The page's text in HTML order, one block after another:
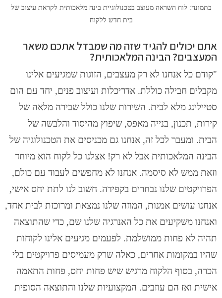
בתמונה: לוח השראה מעוצב בטכנולוגיית בינה מלאכותית לקראת עיצוב של
בית חדש ללקוח
אתם יכולים להגיד שזה מה שמבדל אתכם משאר
המעצבים? הבינה המלאכותית?
"קודם כל אנחנו לא רק מעצבים, הזוגות שמגיעים אלינו
מקבלים חבילה כוללת. אדריכלות ועיצוב פנים, יחד עם הום
סטיילינג מלא לבית. השירות שלנו כולל שבירה מלאה של
קירות, תכנון, בנייה מאפס, שיפוץ מהיסוד והלבשה של
הבית. ומעבר לכל זה, אנחנו גם מכניסים את הטכנולוגיה של
הבינה המלאכותית אבל לא רק! אצלנו כל לקוח הוא מיוחד
וזאת ממש לא סיסמה. אנחנו לא מחפשים לעבוד עם כולם,
הפרויקטים שלנו נבחרים בקפידה. חשוב לנו לתת יחס אישי,
אנחנו עושים אמנות, המוזה שלנו נמצאת ומרוכזת לבית אחד,
ואנחנו משקיעים את כל האנרגיה שלנו שם, כדי שהתוצאה
תהיה לא פחות ממושלמת. לפעמים מגיעים אלינו לקוחות
שהיו במקומות אחרים, כאלה שרק מעמיסים פרויקטים בלי
הכרה, בסוף הלקוח מרגיש שיש פחות יחס, פחות התאמה
אישית ואז הם עוזבים. המקצועיות שלנו והתוצאה הסופית